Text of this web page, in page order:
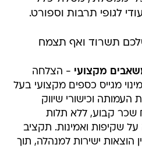
לגופי תרבות וספורט.
תשרוד ואף תצמח
- הצלחה
מגייס כספים מקצועי בעל
וכישורי שיווק
שכר קבוע, ללא תלות
על שקיפות ואמינות. תקציב
הוצאות ישירות למנהלה, תוך